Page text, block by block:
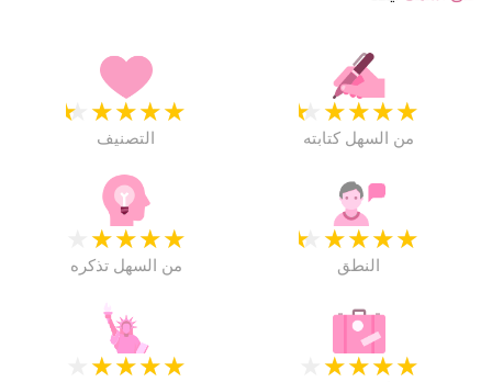
★
★
★
★
★
التصنيف
★
★
★
★
★
من السهل كتابته
★
★
★
★
من السهل تذكره
★
★
★
★
★
النطق
★
★
★
★ ★
★
★
★